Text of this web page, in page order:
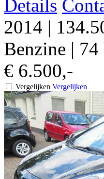
Details
2014 |
Benzine |
€ 6.500,-
Vergelijken Vergelijken